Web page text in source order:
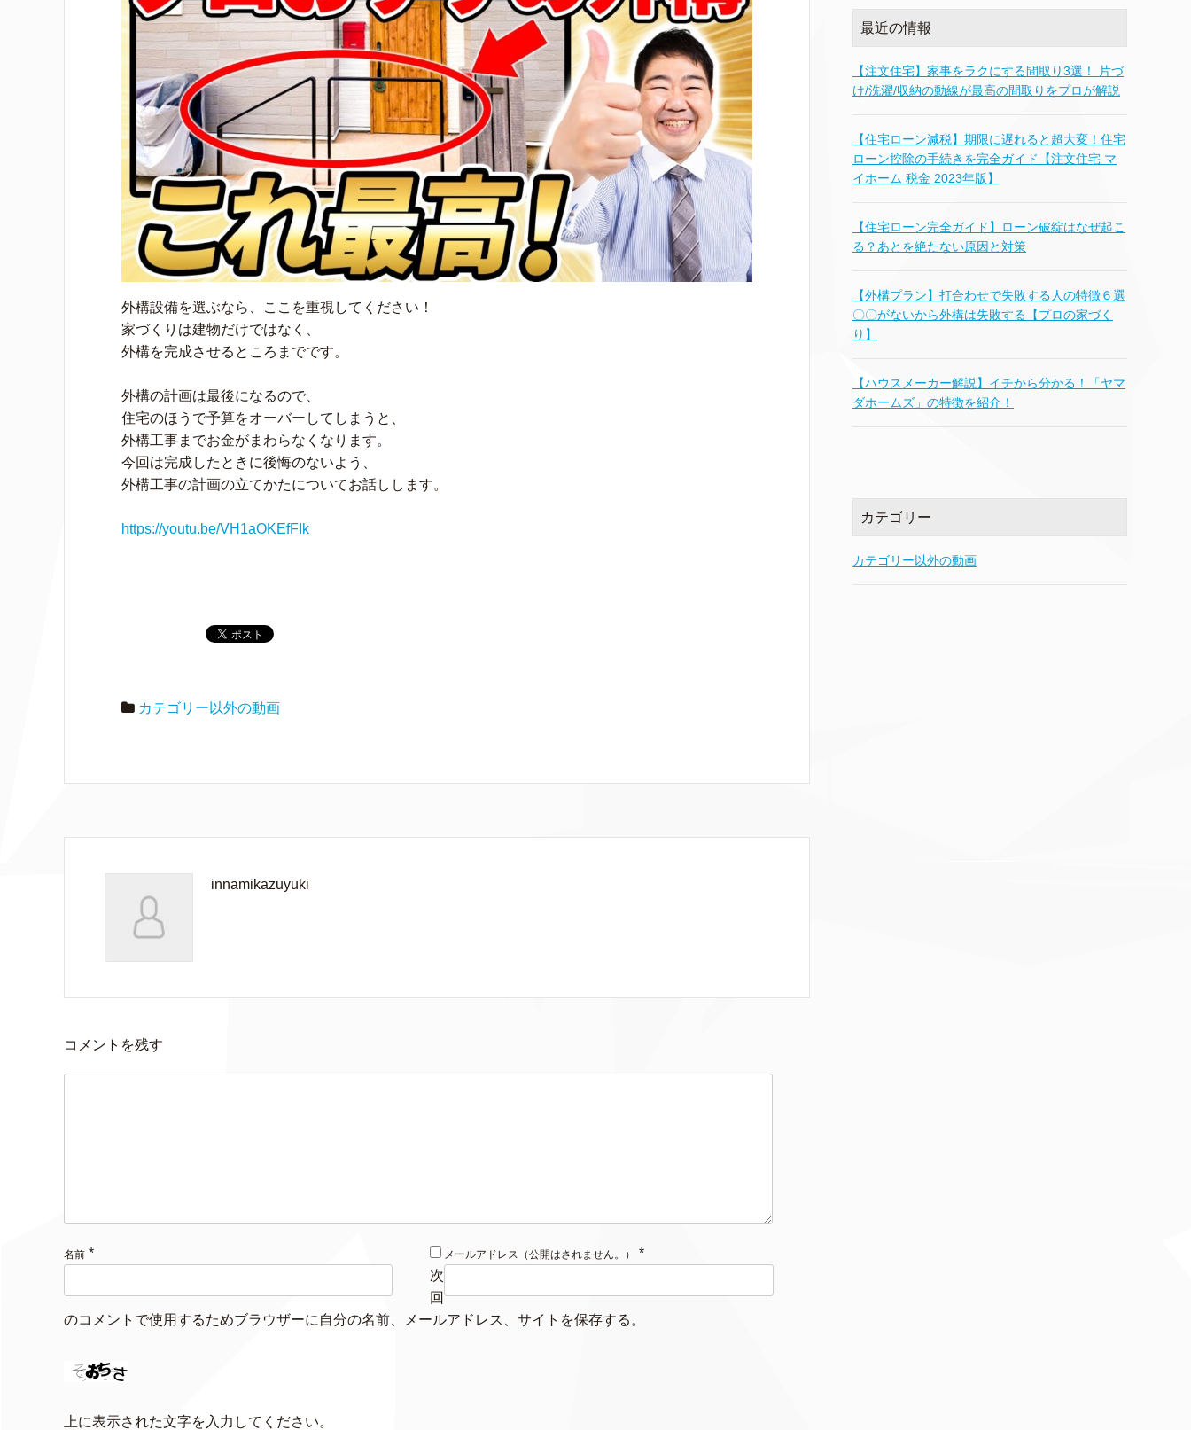
外構設備を選ぶなら、ここを重視してください！
家づくりは建物だけではなく、
外構を完成させるところまでです。
外構の計画は最後になるので、
住宅のほうで予算をオーバーしてしまうと、
外構工事までお金がまわらなくなります。
今回は完成したときに後悔のないよう、
外構工事の計画の立てかたについてお話しします。
https://youtu.be/VH1aOKEfFIk
カテゴリー以外の動画
innamikazuyuki
コメントを残す
名前 * メールアドレス（公開はされません。）
*
次
回
のコメントで使用するためブラウザーに自分の名前、メールアドレス、サイトを保存する。
上に表示された文字を入力してください。
最近の情報
【注文住宅】家事をラクにする間取り3選！ 片づ
け/洗濯/収納の動線が最高の間取りをプロが解説
【住宅ローン減税】期限に遅れると超大変！住宅
ローン控除の手続きを完全ガイド【注文住宅 マ
イホーム 税金 2023年版】
【住宅ローン完全ガイド】ローン破綻はなぜ起こ
る？あとを絶たない原因と対策
【外構プラン】打合わせで失敗する人の特徴６選
〇〇がないから外構は失敗する【プロの家づく
り】
【ハウスメーカー解説】イチから分かる！「ヤマ
ダホームズ」の特徴を紹介！
カテゴリー
カテゴリー以外の動画